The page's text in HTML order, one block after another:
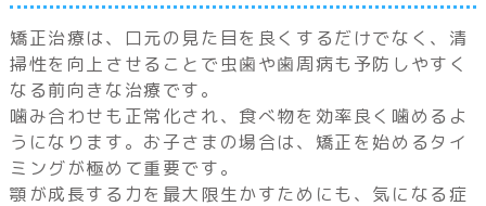
矯正治療は、口元の見た目を良くするだけでなく、清
掃性を向上させることで虫歯や歯周病も予防しやすく
なる前向きな治療です。
噛み合わせも正常化され、食べ物を効率良く噛めるよ
うになります。お子さまの場合は、矯正を始めるタイ
ミングが極めて重要です。
顎が成長する力を最大限生かすためにも、気になる症